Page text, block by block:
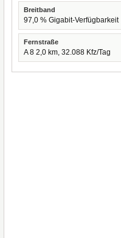
Breitband
97,0 % Gigabit-Verfügbarkeit
Fernstraße
A 8 2,0 km, 32.088 Kfz/Tag